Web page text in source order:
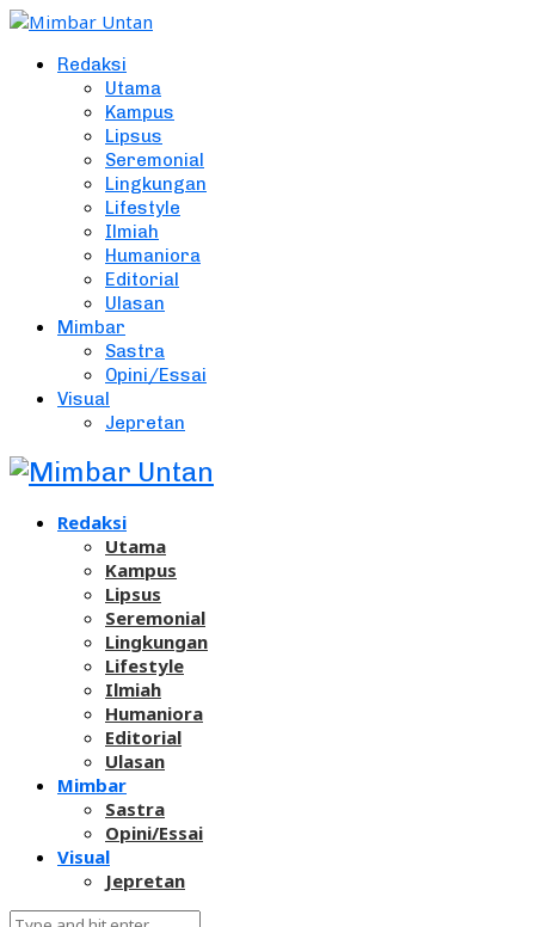
Redaksi
Utama
Kampus
Lipsus
Seremonial
Lingkungan
Lifestyle
Ilmiah
Humaniora
Editorial
Ulasan
Mimbar
Sastra
Opini/Essai
Visual
Jepretan
Redaksi
Utama
Kampus
Lipsus
Seremonial
Lingkungan
Lifestyle
Ilmiah
Humaniora
Editorial
Ulasan
Mimbar
Sastra
Opini/Essai
Visual
Jepretan